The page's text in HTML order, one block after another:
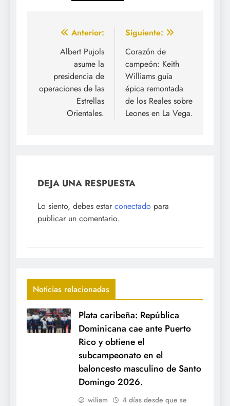
Navegación
entradas
Anterior:
Albert Pujols
asume la
presidencia de
operaciones de las
Estrellas
Orientales.
Siguiente:
Corazón de
campeón: Keith
Williams guía
épica remontada
de los Reales sobre
Leones en La Vega.
DEJA UNA RESPUESTA
Lo siento, debes estar conectado para
publicar un comentario.
Noticias relacionadas
Plata caribeña: República
Dominicana cae ante Puerto
Rico y obtiene el
subcampeonato en el
baloncesto masculino de Santo
Domingo 2026.
wiliam
4 días desde que se